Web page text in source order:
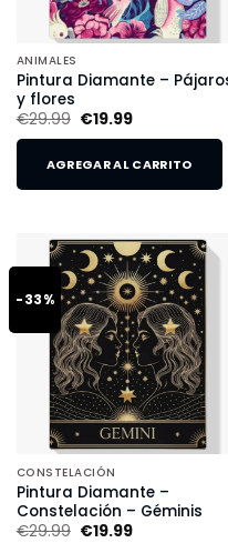
ANIMALES
Pintura Diamante –
y flores
€29.99 €19.99
AGREGAR AL CARRITO
-33%
CONSTELACIÓN
Pintura Diamante –
Constelación – Géminis
€29.99 €19.99